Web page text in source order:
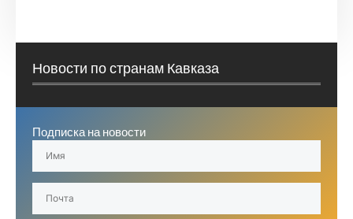
Новости по странам Кавказа
Подписка на новости